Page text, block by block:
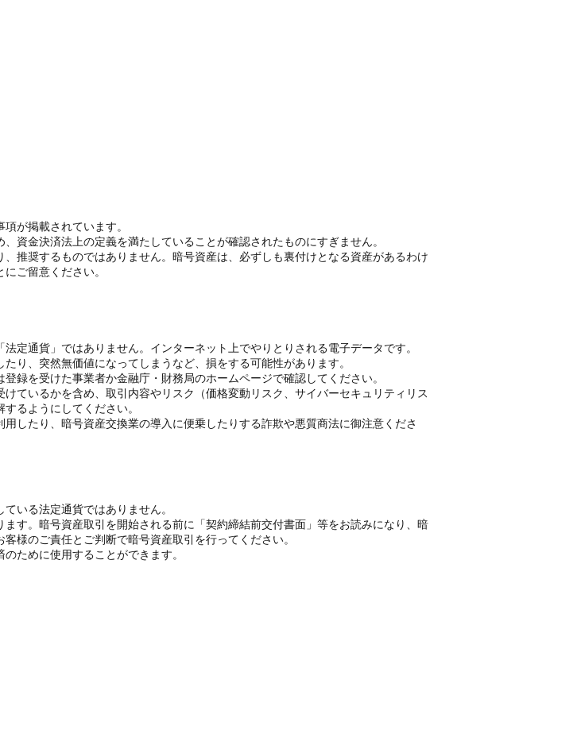
が掲載されています。
資金決済法上の定義を満たしていることが確認されたものにすぎません。
推奨するものではありません。暗号資産は、必ずしも裏付けとなる資産があるわけ
ご留意ください。
定通貨」ではありません。インターネット上でやりとりされる電子データです。
り、突然無価値になってしまうなど、損をする可能性があります。
録を受けた事業者か金融庁・財務局のホームページで確認してください。
ているかを含め、取引内容やリスク（価格変動リスク、サイバーセキュリティリス
るようにしてください。
したり、暗号資産交換業の導入に便乗したりする詐欺や悪質商法に御注意くださ
いる法定通貨ではありません。
す。暗号資産取引を開始される前に「契約締結前交付書面」等をお読みになり、暗
様のご責任とご判断で暗号資産取引を行ってください。
ために使用することができます。